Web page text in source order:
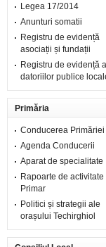
Legea 17/2014
Anunturi somatii
Registru de evidență
asociații și fundații
Registru de evidență al
datoriilor publice
Primăria
Conducerea Primăriei
Agenda Conducerii
Aparat de specialitate
Rapoarte de activitate
Primar
Politici și strategii ale
orașului Techirghiol